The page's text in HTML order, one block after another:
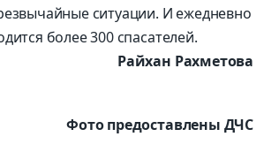
ситуации. И ежедневно
более 300 спасателей.
Райхан Рахметова
Фото предоставлены ДЧС